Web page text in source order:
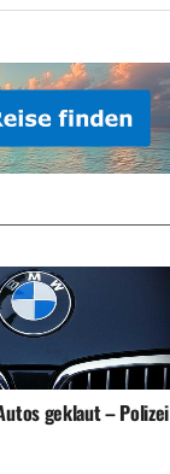
geklaut – Polizei